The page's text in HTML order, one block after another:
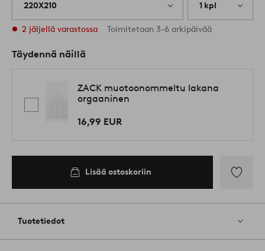
220X210 1 kpl
2 jäljellä varastossa Toimitetaan 3-6 arkipäivää
Täydennä näillä
ZACK muotoonommeltu lakana
orgaaninen
16,99 EUR
Lisää ostoskoriin
Tuotetiedot